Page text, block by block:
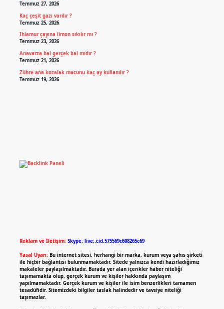
Temmuz 27, 2026
Kaç çeşit gazı vardır ?
Temmuz 25, 2026
Ihlamur çayına limon sıkılır mı ?
Temmuz 23, 2026
Anavarza bal gerçek bal mıdır ?
Temmuz 21, 2026
Zühre ana kozalak macunu kaç ay kullanılır ?
Temmuz 19, 2026
Reklam ve İletişim: Skype: live:.cid.575569c608265c69
Yasal Uyarı: Bu internet sitesi, herhangi bir marka, kurum veya şahıs şirketi
ile hiçbir bağlantısı bulunmamaktadır. Sitede yalnızca kendi hazırladığımız
makaleler paylaşılmaktadır. Burada yer alan içerikler haber niteliği
taşımamakta olup, gerçek kurum ve kişiler hakkında paylaşım
yapılmamaktadır. Gerçek kurum ve kişiler ile isim benzerlikleri tamamen
tesadüfidir. Sitemizdeki bilgiler taslak halindedir ve tavsiye niteliği
taşımazlar.